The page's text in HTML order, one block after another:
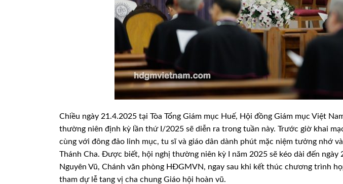
Chiều ngày 21.4.2025 tại Tòa Tổng Giám mục Huế, Hội đồng Giám mục Việt
thường niên định kỳ lần thứ I/2025 sẽ diễn ra trong tuần này. Trước giờ khai
cùng với đông đảo linh mục, tu sĩ và giáo dân dành phút mặc niệm tưởng nhớ
Thánh Cha. Được biết, hội nghị thường niên kỳ I năm 2025 sẽ kéo dài đến ngày
Nguyên Vũ, Chánh văn phòng HĐGMVN, ngay sau khi kết thúc chương trình
tham dự lễ tang vị cha chung Giáo hội hoàn vũ.